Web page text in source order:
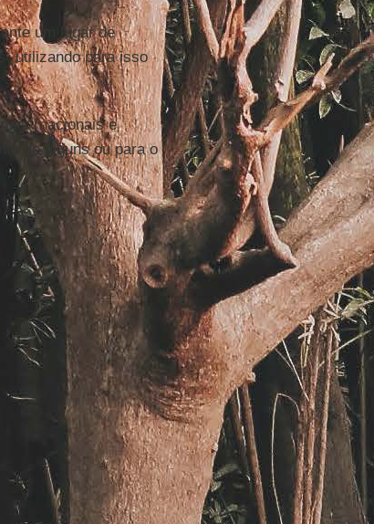
um lugar de
utilizando para isso
(nacionais e
de alguns ou para o